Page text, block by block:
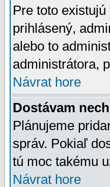
Pre toto
prihlásený,
alebo to
administrátora,
Návrat hore
Dostávam
Plánujeme
správ. Pokiaľ
tú moc takému
Návrat hore